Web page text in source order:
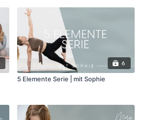
6
5 Elemente Serie | mit Sophie